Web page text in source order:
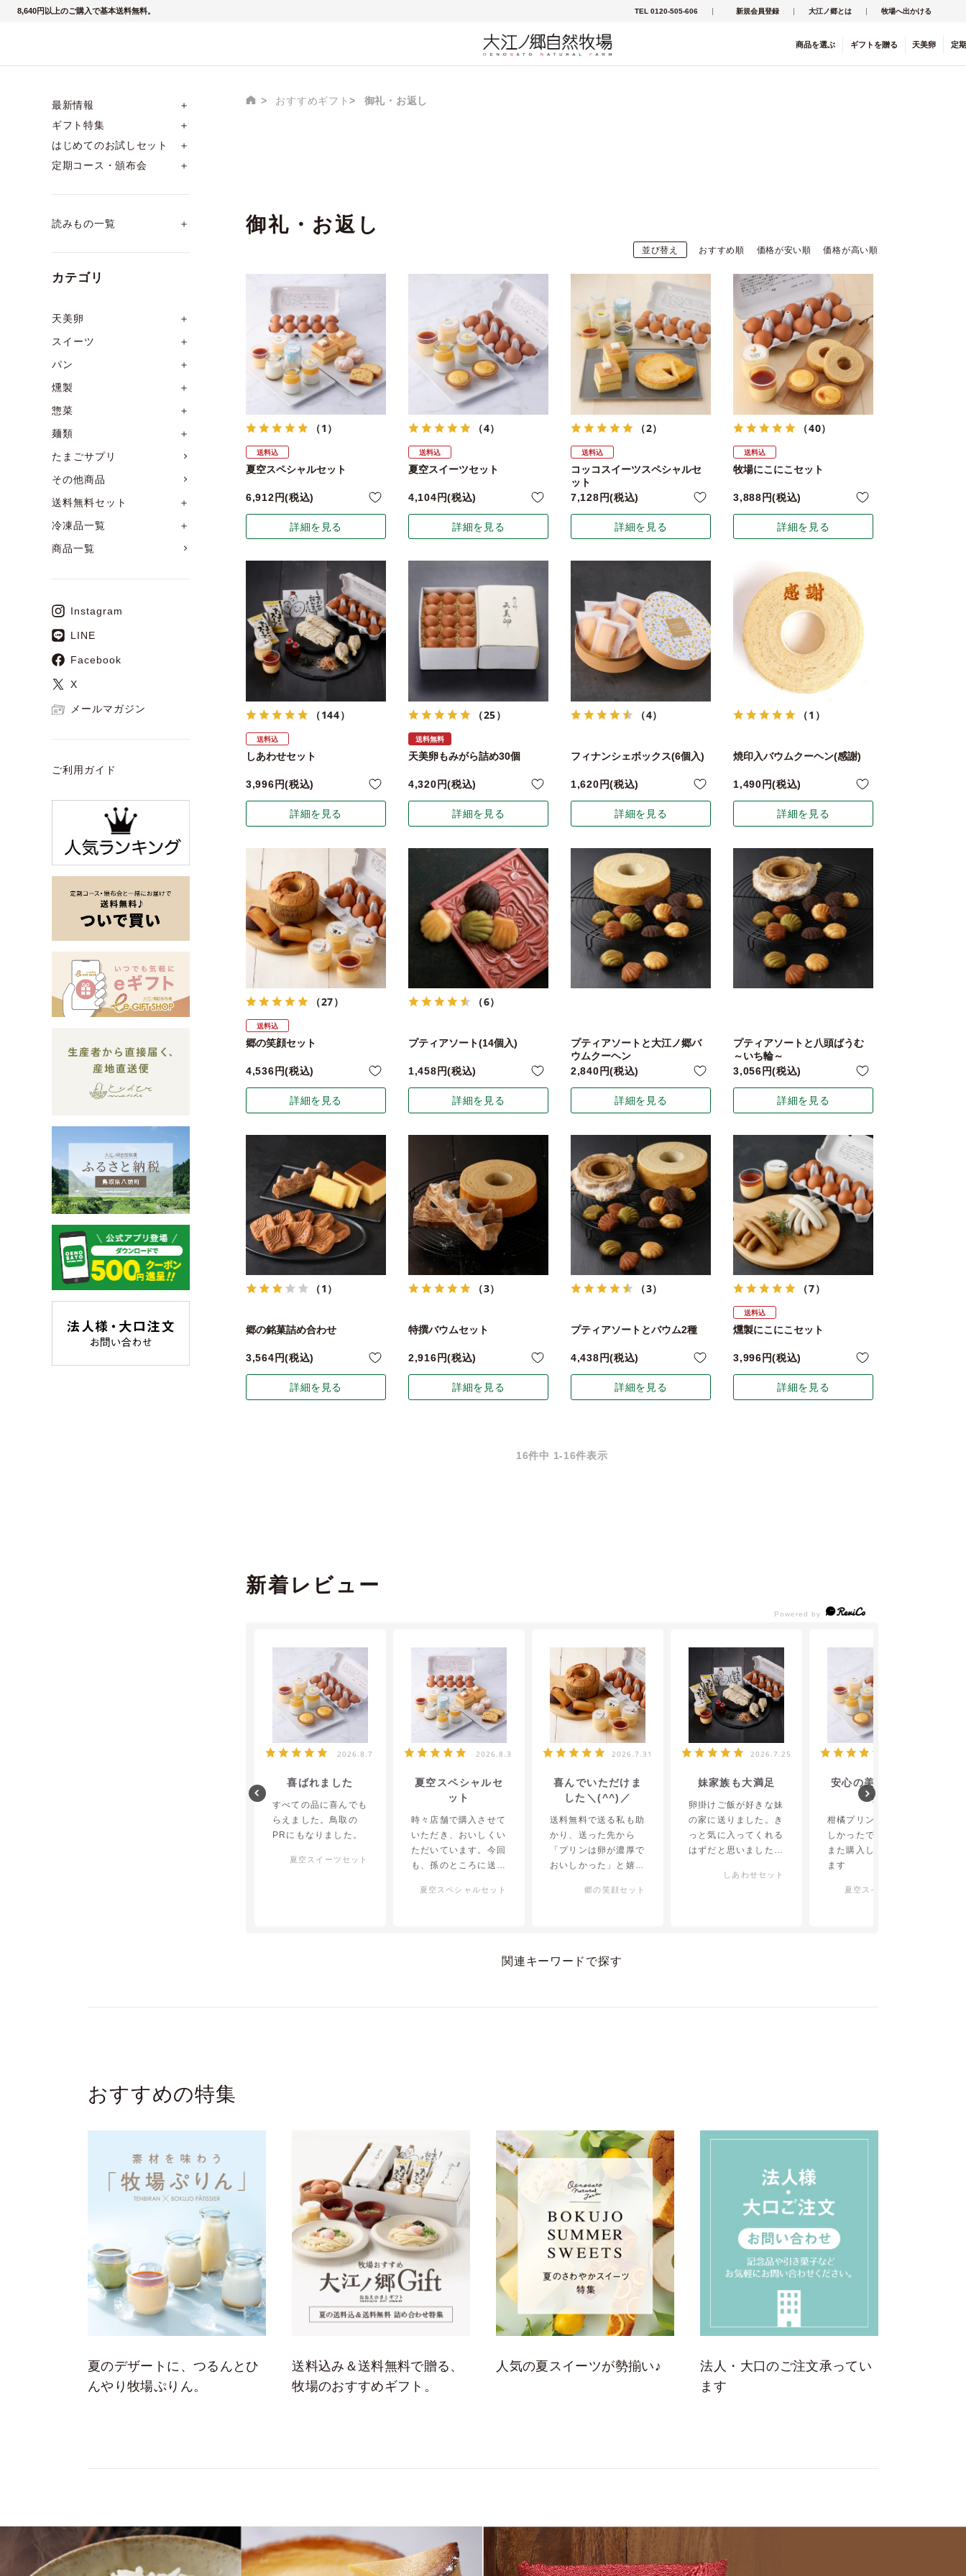
8,640円以上のご購入で基本送料無料。 TEL 0120-505-606 新規会員登録 大江ノ郷とは 牧場へ出かける
商品を選ぶ ギフト を贈る 天美卵 定
最新情報
＋
ギフト特集
＋
はじめてのお試しセット
＋
定期コース・頒布会
＋
読みもの一覧 ＋
カテゴリ
天美卵
＋
スイーツ
＋
パン
＋
燻製
＋
惣菜
＋
麺類
＋
たまごサプリ
その他商品
送料無料セット
＋
冷凍品一覧
＋
商品一覧
Instagram
LINE
Facebook
X
メールマガジン
ご利用ガイド
おすすめギフト 御礼・お返し
御礼・お返し
並び替え おすすめ順 価格が安い順 価格が高い順
（1）
送料込
夏空スペシャルセット
6,912 税込
詳細を見る
（4）
送料込
夏空スイーツセット
4,104 税込
詳細を見る
（2）
送料込
コッコスイーツスペシャルセ
ット
7,128
税込
詳細を見る
（40）
送料込
牧場にこにこセット
3,888 税込
詳細を見る
（144）
送料込
しあわせセット
3,996 税込
詳細を見る
（25）
送料無料
天美卵もみがら詰め30個
4,320 税込
詳細を見る
（4）
フィナンシェボックス(6個入)
1,620 税込
詳細を見る
（1）
焼印入バウムクーヘン(感謝)
1,490 税込
詳細を見る
（27）
送料込
郷の笑顔セット
4,536 税込
詳細を見る
（6）
プティアソート(14個入)
1,458 税込
詳細を見る
プティアソートと大江ノ郷バ
ウムクーヘン
2,840
税込
詳細を見る
プティアソートと八頭ばうむ
～いち輪～
3,056
税込
詳細を見る
（1）
郷の銘菓詰め合わせ
3,564 税込
詳細を見る
（3）
特撰バウムセット
2,916 税込
詳細を見る
（3）
プティアソートとバウム2種
4,438 税込
詳細を見る
（7）
送料込
燻製にこにこセット
3,996 税込
詳細を見る
16件中 1-16件表示
新着レビュー
2026.8.7
喜ばれました
すべての品に喜んでも
らえました。鳥取の
PRにもなりました。
夏空スイーツセット
2026.8.3
夏空スペシャルセ
ット
時々店舗で購入させて
いただき、おいしくい
ただいています。今回
も、孫のところに送り
くれています。毎回い
夏空スペシャルセット
2026.7.31
喜んでいただけま
した＼(^^)／
送料無料で送る私も助
かり、送った先から
「プリンは卵が濃厚で
おいしかった」と嬉し
郷の笑顔セット
2026.7.25
妹家族も大満足
卵掛けご飯が好きな妹
の家に送りました。き
っと気に入ってくれる
はずだと思いました
れて嬉しかったです
しあわせセット
安心の美味しさで
す
柑橘プリンとても美味
しかったです
また購入したいと思い
ます
夏空スイーツセット
関連キーワードで探す
おすすめの特集
夏のデザートに、つるんとひ
んやり牧場ぷりん。
送料込み＆送料無料で贈る、
牧場のおすすめギフト。
人気の夏スイーツが勢揃い♪
法人・大口のご注文承ってい
ます